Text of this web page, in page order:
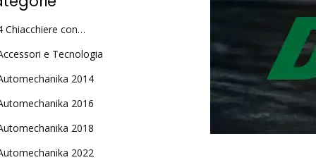
Chiacchiere con…
e Tecnologia
2014
2016
2018
2022